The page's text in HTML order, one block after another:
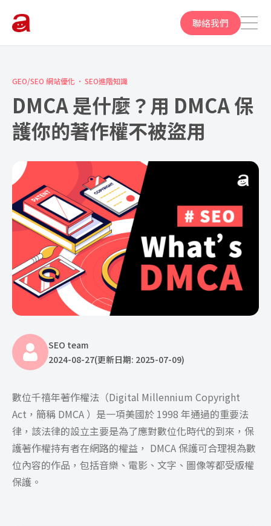
聯絡我們
GEO/SEO 網站優化 SEO進階知識
DMCA 是什麼？用 DMCA 保
護你的著作權不被盜用
SEO team
2024-08-27(更新日期: 2025-07-09)
數位千禧年著作權法（Digital Millennium Copyright
Act，簡稱 DMCA ）是一項美國於 1998 年通過的重要法
律，該法律的設立主要是為了應對數位化時代的到來，保
護著作權持有者在網路的權益， DMCA 保護可合理視為數
位內容的作品，包括音樂、電影、文字、圖像等都受版權
保護。